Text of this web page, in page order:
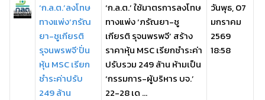
‘ก.ล.ต.’ลงโทษ
ทางแพ่ง‘ภรัณ
ยา-ชูเกียรติ
รุจนพรพจี’ปั่น
หุ้น MSC เรียก
ชำระค่าปรับ
249 ล้าน
‘ก.ล.ต.’ ใช้มาตรการลงโทษ
ทางแพ่ง ‘ภรัณยา-ชู
เกียรติ รุจนพรพจี’ สร้าง
ราคาหุ้น MSC เรียกชำระค่า
ปรับรวม 249 ล้าน ห้ามเป็น
‘กรรมการ-ผู้บริหาร บจ.’
22-28 เด ...
วันพุธ, 07
มกราคม
2569
18:58